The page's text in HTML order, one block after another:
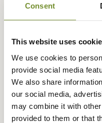
Consent
This website uses
We use cookies to
provide social media
We also share
our social media,
may combine it with
provided to them or that
Cette chemise pour
moderne est dotée d'un
les aisselles. Vous
maintenir vos manches
les maintenir une fois
Une discrète poche
praticité à cette chemise.